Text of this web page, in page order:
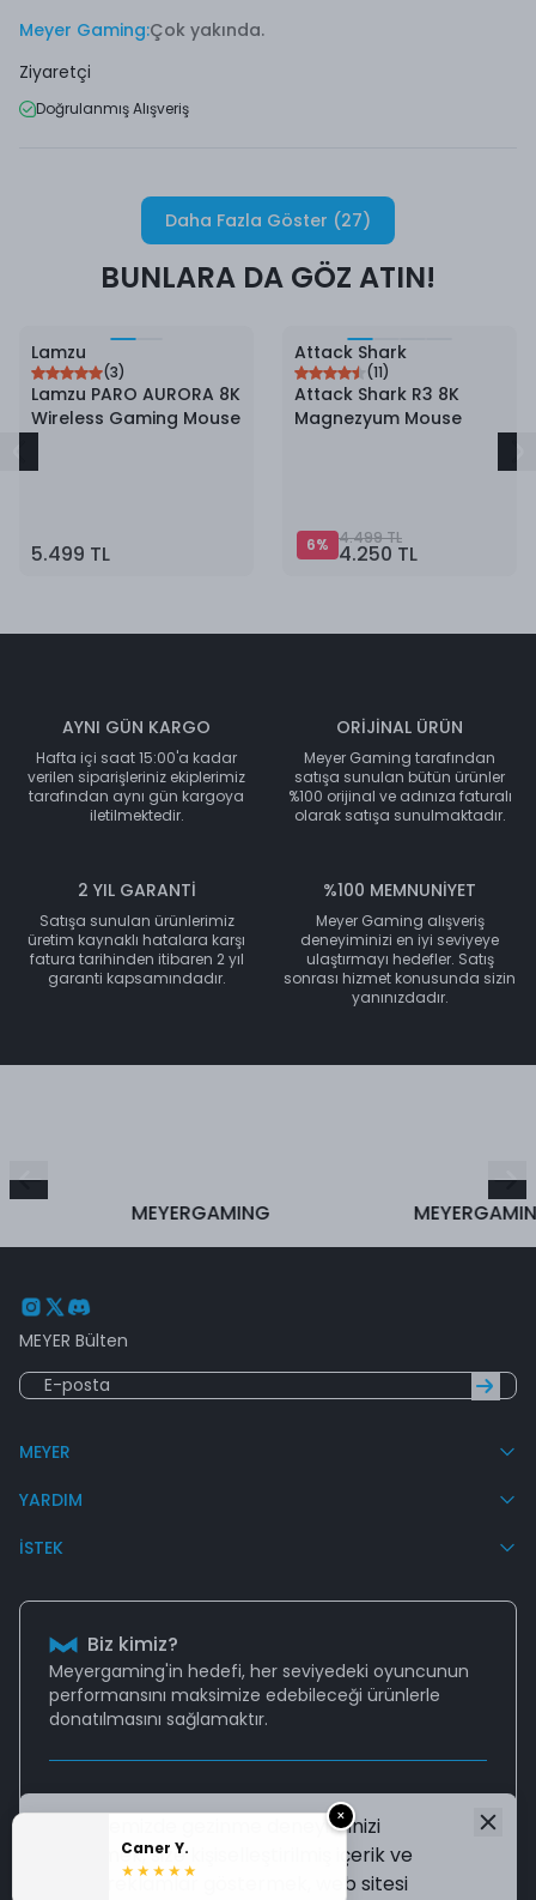
Web sitemizde gezinme deneyiminizi
geliştirmek, size kişiselleştirilmiş içerik ve
hedefli reklamlar göstermek, web sitesi
Ziyaretçi
Doğrulanmış Alışveriş
Meyer Gaming:Çok yakında.
Daha Fazla Göster (27)
BUNLARA DA GÖZ ATIN!
Lamzu
(3)
Lamzu PARO AURORA 8K
Wireless Gaming Mouse
5.499 TL
6%İndirim
Attack Shark
(11)
Attack Shark R3 8K
Magnezyum Mouse
6% 4.499 TL
4.250 TL
AYNI GÜN KARGO
Hafta içi saat 15:00'a kadar
verilen siparişleriniz ekiplerimiz
tarafından aynı gün kargoya
iletilmektedir.
ORİJİNAL ÜRÜN
Meyer Gaming tarafından
satışa sunulan bütün ürünler
%100 orijinal ve adınıza faturalı
olarak satışa sunulmaktadır.
2 YIL GARANTİ
Satışa sunulan ürünlerimiz
üretim kaynaklı hatalara karşı
fatura tarihinden itibaren 2 yıl
garanti kapsamındadır.
%100 MEMNUNİYET
Meyer Gaming alışveriş
deneyiminizi en iyi seviyeye
ulaştırmayı hedefler. Satış
sonrası hizmet konusunda sizin
yanınızdadır.
MEYERGAMING MEYERGAMING
MEYER Bülten
MEYER
YARDIM
İSTEK
Biz kimiz?
Meyergaming'in hedefi, her seviyedeki oyuncunun
performansını maksimize edebileceği ürünlerle
donatılmasını sağlamaktır.
Aklınıza takılan tüm sorularınız için
destek@meyergaming.com
mail adresinden bize
ulaşabilir ya daSıkça Sorulan Sorularsayfasına
×
Caner Y.
★★★★★